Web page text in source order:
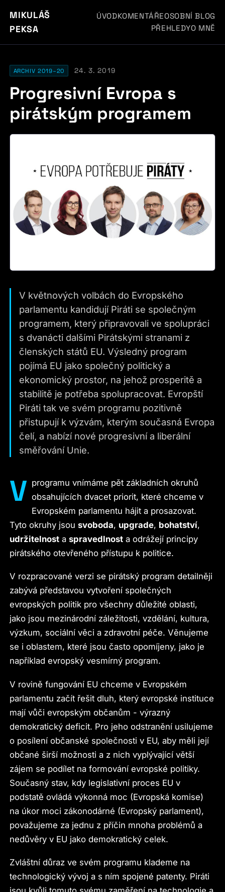
MIKULÁŠ
PEKSA
ÚVODKOMENTÁŘEOSOBNÍ BLOG
PŘEHLEDYO MNĚ
ARCHIV 2019–20 24. 3. 2019
Progresivní Evropa s
pirátským programem
V květnových volbách do Evropského
parlamentu kandidují Piráti se společným
programem, který připravovali ve spolupráci
s dvanácti dalšími Pirátskými stranami z
členských států EU. Výsledný program
pojímá EU jako společný politický a
ekonomický prostor, na jehož prosperitě a
stabilitě je potřeba spolupracovat. Evropští
Piráti tak ve svém programu pozitivně
přistupují k výzvám, kterým současná Evropa
čelí, a nabízí nové progresivní a liberální
směřování Unie.
V programu vnímáme pět základních okruhů
obsahujících dvacet priorit, které chceme v
Evropském parlamentu hájit a prosazovat.
Tyto okruhy jsousvoboda, upgrade, bohatství,
udržitelnost aspravedlnost a odrážejí principy
pirátského otevřeného přístupu k politice.
V rozpracované verzi se pirátský program detailněji
zabývá představou vytvoření společných
evropských politik pro všechny důležité oblasti,
jako jsou mezinárodní záležitosti, vzdělání, kultura,
výzkum, sociální věci a zdravotní péče. Věnujeme
se i oblastem, které jsou často opomíjeny, jako je
například evropský vesmírný program.
V rovině fungování EU chceme v Evropském
parlamentu začít řešit dluh, který evropské instituce
mají vůči evropským občanům - výrazný
demokratický deficit. Pro jeho odstranění usilujeme
o posílení občanské společnosti v EU, aby měli její
občané širší možnosti a z nich vyplývající větší
zájem se podílet na formování evropské politiky.
Současný stav, kdy legislativní proces EU v
podstatě ovládá výkonná moc (Evropská komise)
na úkor moci zákonodárné (Evropský parlament),
považujeme za jednu z příčin mnoha problémů a
nedůvěry v EU jako demokratický celek.
Zvláštní důraz ve svém programu klademe na
technologický vývoj a s ním spojené patenty. Piráti